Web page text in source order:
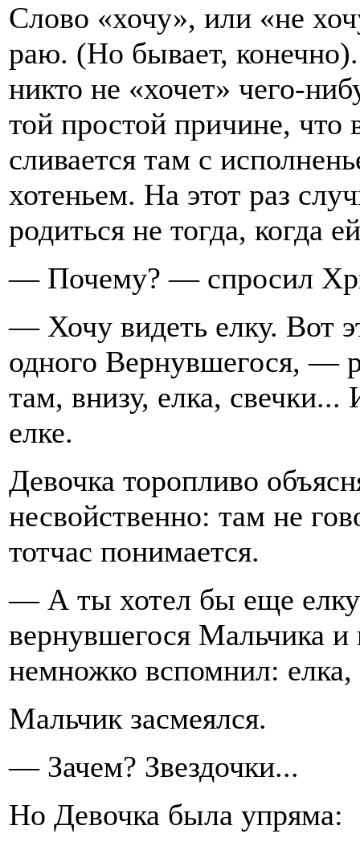
Слово «хочу», или «не
раю. (Но бывает,
никто не «хочет» чего-
той простой причине, что
сливается там с
хотеньем. На этот раз
родиться не тогда, когда
— Почему? — спросил
— Хочу видеть елку. Вот
одного Вернувшегося, —
там, внизу, елка,
елке.
Девочка торопливо
несвойственно: там не
тотчас понимается.
— А ты хотел бы еще
вернувшегося Мальчика и
немножко вспомнил: елка,
Мальчик засмеялся.
— Зачем? Звездочки...
Но Девочка была упряма: